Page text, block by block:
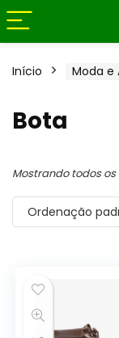
Início Moda e
Bota
Mostrando todos
Ordenação